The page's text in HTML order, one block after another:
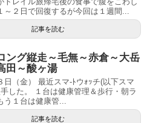
～２日で回復するが今回は１週間...
記事を読む
ング縦走～毛無～赤倉～大岳
田～酸ヶ湯
日（金） 最近スマ-ﾄウｫｯチ(以下スマ
した。 １台は健康管理＆歩行・朝ラ
う１台は健康管...
記事を読む